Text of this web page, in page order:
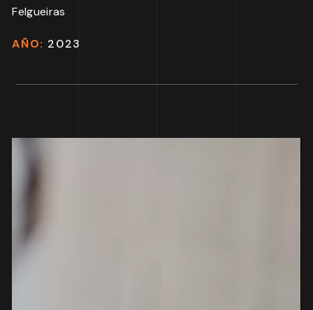
Felgueiras
AÑO: 2023